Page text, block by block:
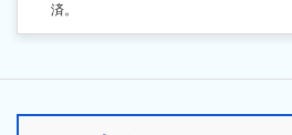
済。